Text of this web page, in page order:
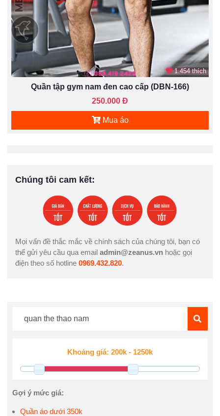
1.454 thích
Quần tập gym nam đen cao cấp (DBN-166)
250.000 Đ
Mua áo
Chúng tôi cam kết:
Mọi vấn đề thắc mắc về chính sách của chúng tôi, bạn có
thể gửi yêu cầu qua email admin@zeanus.vn hoặc gọi
điện theo số hotline 0969.432.820.
Gợi ý mức giá:
Quần áo dưới 350k